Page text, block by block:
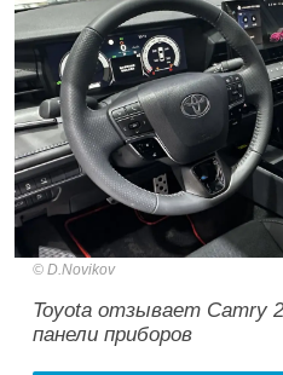
D.Novikov
Toyota отзывает Camry
панели приборов